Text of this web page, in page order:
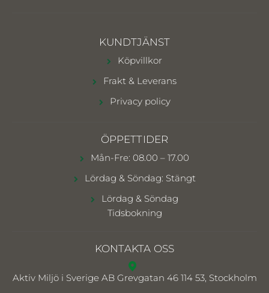
KUNDTJÄNST
Köpvillkor
Frakt & Leverans
Privacy policy
ÖPPETTIDER
Mån-Fre: 08.00 – 17.00
Lördag & Söndag: Stängt
Lördag & Söndag
Tidsbokning
KONTAKTA OSS
Aktiv Miljö i Sverige AB Grevgatan 46 114 53, Stockholm